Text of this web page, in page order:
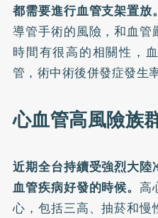
都需要進行血管支架置放
導管手術的風險，和血
時間有很高的相關性，
管，術中術後併發症發生
心血管高風險族
近期全台持續受強烈大
血管疾病好發的時候。高
心，包括三高、抽菸和